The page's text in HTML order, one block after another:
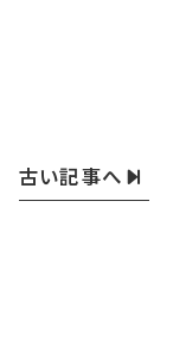
古い記事へ